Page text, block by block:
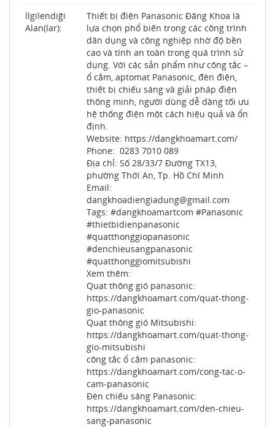
İlgilendiği
Alan(lar):
Thiết bị điện Panasonic Đăng Khoa là
lựa chọn phổ biến trong các công trình
dân dụng và công nghiệp nhờ độ bền
cao và tính an toàn trong quá trình sử
dụng. Với các sản phẩm như công tắc –
ổ cắm, aptomat Panasonic, đèn điện,
thiết bị chiếu sáng và giải pháp điện
thông minh, người dùng dễ dàng tối ưu
hệ thống điện một cách hiệu quả và ổn
định.
Website: https://dangkhoamart.com/
Phone: 0283 7010 089
Địa chỉ: Số 28/33/7 Đường TX13,
phường Thới An, Tp. Hồ Chí Minh
Email:
dangkhoadiengiadung@gmail.com
Tags: #dangkhoamartcom #Panasonic
#thietbidienpanasonic
#quatthonggiopanasonic
#denchieusangpanasonic
#quatthonggiomitsubishi
Xem thêm:
Quạt thông gió panasonic:
https://dangkhoamart.com/quat-thong-
gio-panasonic
Quạt thông gió Mitsubishi:
https://dangkhoamart.com/quat-thong-
gio-mitsubishi
công tắc ổ cắm panasonic:
https://dangkhoamart.com/cong-tac-o-
cam-panasonic
Đèn chiếu sáng Panasonic:
https://dangkhoamart.com/den-chieu-
sang-panasonic